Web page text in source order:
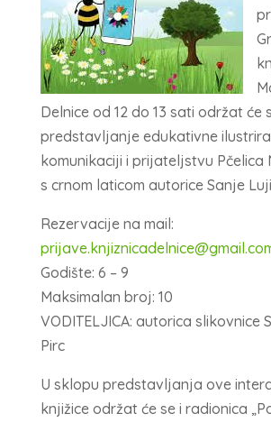
Delnice od 12 do 13 sati održat će
predstavljanje edukativne
komunikaciji i prijateljstvu Pčelica
s crnom laticom autorice Sanje
Rezervacije na mail:
Godište: 6 – 9
Maksimalan broj: 10
VODITELJICA: autorica slikovnice
Pirc
U sklopu predstavljanja ove
knjižice održat će se i radionica